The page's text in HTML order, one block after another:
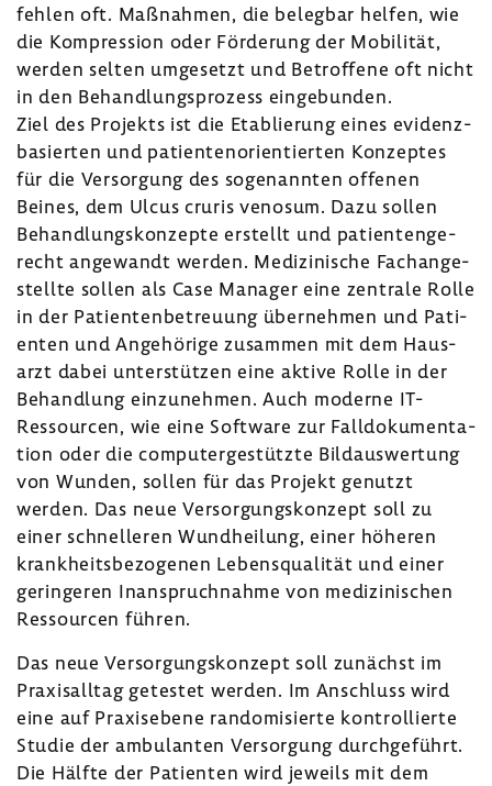
fehlen oft. Maßnahmen, die belegbar helfen, wie
die Kompres­sion oder Förde­rung der Mobi­lität,
werden selten umge­setzt und Betrof­fene oft nicht
in den Behand­lungs­pro­zess einge­bunden.
Ziel des Projekts ist die Etablie­rung eines evidenz­
ba­sierten und pati­en­ten­ori­en­tierten Konzeptes
für die Versor­gung des soge­nannten offenen
Beines, dem Ulcus cruris venosum. Dazu sollen
Behand­lungs­kon­zepte erstellt und pati­en­ten­ge­
recht ange­wandt werden. Medi­zi­ni­sche Fach­an­ge­
stellte sollen als Case Manager eine zentrale Rolle
in der Pati­en­ten­be­treuung über­nehmen und Pati­
enten und Ange­hö­rige zusammen mit dem Haus­
arzt dabei unter­stützen eine aktive Rolle in der
Behand­lung einzu­nehmen. Auch moderne IT-​
Ressourcen, wie eine Soft­ware zur Fall­do­ku­men­ta­
tion oder die compu­ter­ge­stützte Bild­aus­wer­tung
von Wunden, sollen für das Projekt genutzt
werden. Das neue Versor­gungs­kon­zept soll zu
einer schnel­leren Wund­hei­lung, einer höheren
krank­heits­be­zo­genen Lebens­qua­lität und einer
gerin­geren Inan­spruch­nahme von medi­zi­ni­schen
Ressourcen führen.
Das neue Versor­gungs­kon­zept soll zunächst im
Praxis­alltag getestet werden. Im Anschluss wird
eine auf Praxis­ebene rando­mi­sierte kontrol­lierte
Studie der ambu­lanten Versor­gung durch­ge­führt.
Die Hälfte der Pati­enten wird jeweils mit dem